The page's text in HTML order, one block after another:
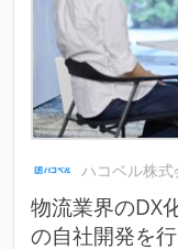
ハコベル株式
物流業界のDX
の自社開発を